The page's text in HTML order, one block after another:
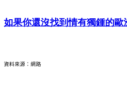
如果你還沒找到情有獨鍾的
資料來源：網路